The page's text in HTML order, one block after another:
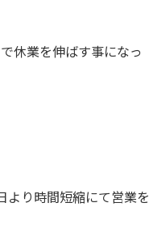
休業を伸ばす事になっ
より時間短縮にて営業を